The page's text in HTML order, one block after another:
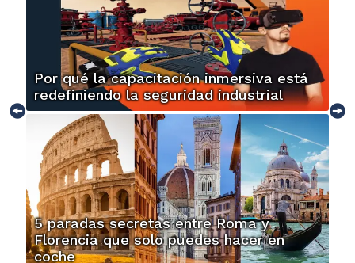
Por qué la capacitación inmersiva está
redefiniendo la seguridad industrial
5 paradas secretas entre Roma y
Florencia que solo puedes hacer en
coche